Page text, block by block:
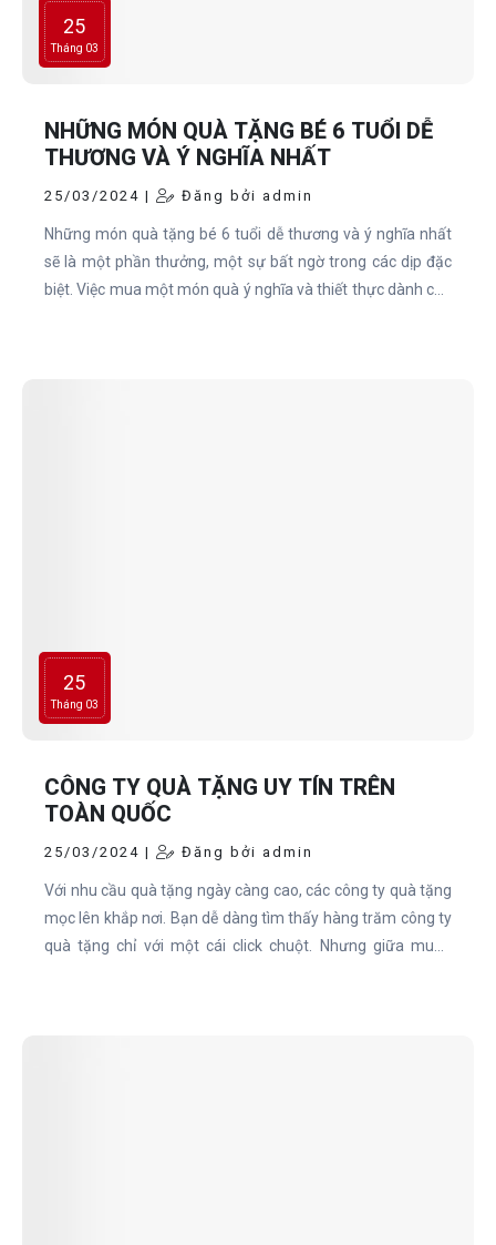
25
Tháng 03
NHỮNG MÓN QUÀ TẶNG BÉ 6 TUỔI DỄ
THƯƠNG VÀ Ý NGHĨA NHẤT
25/03/2024 | Đăng bởi admin
Những món quà tặng bé 6 tuổi dễ thương và ý nghĩa nhất
sẽ là một phần thưởng, một sự bất ngờ trong các dịp đặc
biệt. Việc mua một món quà ý nghĩa và thiết thực dành cho
25
Tháng 03
CÔNG TY QUÀ TẶNG UY TÍN TRÊN
TOÀN QUỐC
25/03/2024 | Đăng bởi admin
Với nhu cầu quà tặng ngày càng cao, các công ty quà tặng
mọc lên khắp nơi. Bạn dễ dàng tìm thấy hàng trăm công ty
quà tặng chỉ với một cái click chuột. Nhưng giữa muôn